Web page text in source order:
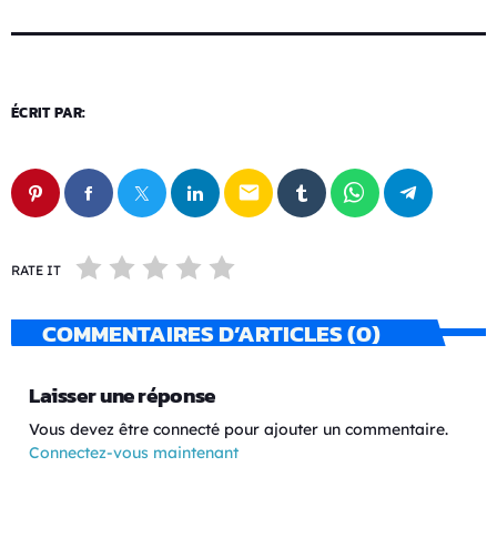
ÉCRIT PAR:
email
RATE IT
COMMENTAIRES D’ARTICLES (0)
Laisser une réponse
Vous devez être connecté pour ajouter un commentaire.
Connectez-vous maintenant